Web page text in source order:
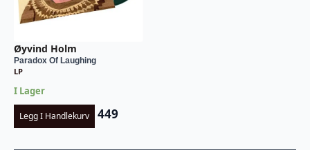
Øyvind Holm
Paradox Of Laughing
LP
I Lager
Legg I Handlekurv 449